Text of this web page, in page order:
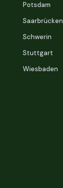
Potsdam
Saarbrücken
Schwerin
Stuttgart
Wiesbaden